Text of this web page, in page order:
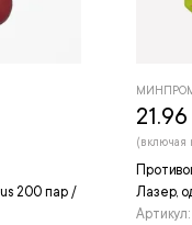
200 пар /
Лазер,
Артикул:
(включая